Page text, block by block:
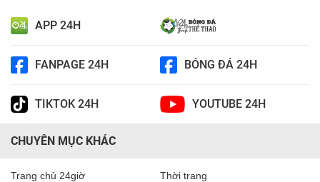
APP 24H
FANPAGE 24H BÓNG ĐÁ 24H
TIKTOK 24H YOUTUBE 24H
CHUYÊN MỤC KHÁC
Trang chủ 24giờ Thời trang